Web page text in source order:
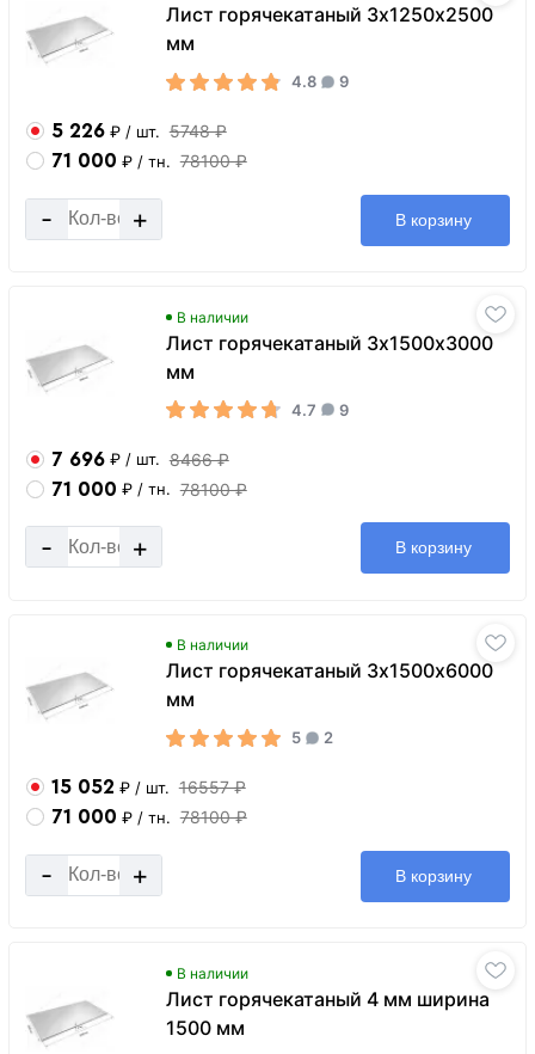
Лист горячекатаный 3х1250х2500
мм
4.8 9
5 226 ₽ / шт. 5748 ₽
71 000 ₽ / тн. 78100 ₽
- + В корзину
В наличии
Лист горячекатаный 3х1500х3000
мм
4.7 9
7 696 ₽ / шт. 8466 ₽
71 000 ₽ / тн. 78100 ₽
- + В корзину
В наличии
Лист горячекатаный 3х1500х6000
мм
5 2
15 052 ₽ / шт. 16557 ₽
71 000 ₽ / тн. 78100 ₽
- + В корзину
В наличии
Лист горячекатаный 4 мм ширина
1500 мм